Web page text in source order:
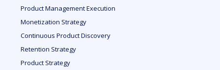
Product Management Execution
Monetization Strategy
Continuous Product Discovery
Retention Strategy
Product Strategy